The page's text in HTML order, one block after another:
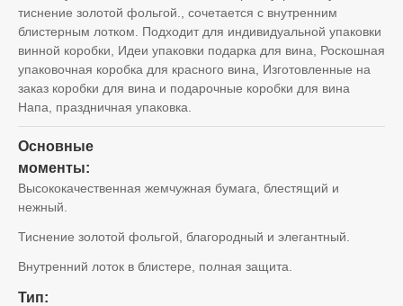
тиснение золотой фольгой., сочетается с внутренним
блистерным лотком. Подходит для индивидуальной упаковки
винной коробки, Идеи упаковки подарка для вина, Роскошная
упаковочная коробка для красного вина, Изготовленные на
заказ коробки для вина и подарочные коробки для вина
Напа, праздничная упаковка.
Основные
моменты:
Высококачественная жемчужная бумага, блестящий и
нежный.
Тиснение золотой фольгой, благородный и элегантный.
Внутренний лоток в блистере, полная защита.
Тип: